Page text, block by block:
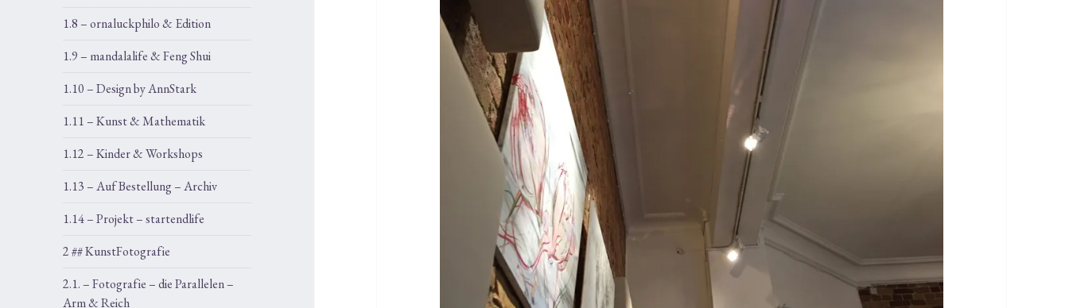
1.8 – ornaluckphilo & Edition
1.9 – mandalalife & Feng Shui
1.10 – Design by AnnStark
1.11 – Kunst & Mathematik
1.12 – Kinder & Workshops
1.13 – Auf Bestellung – Archiv
1.14 – Projekt – startendlife
2 ## KunstFotografie
2.1. – Fotografie – die Parallelen –
Arm & Reich